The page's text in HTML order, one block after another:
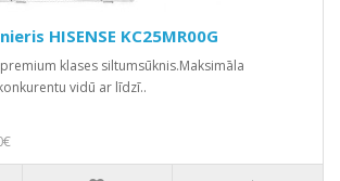
HISENSE KC25MR00G
klases siltumsūknis.Маksimāla
vidū ar līdzī..